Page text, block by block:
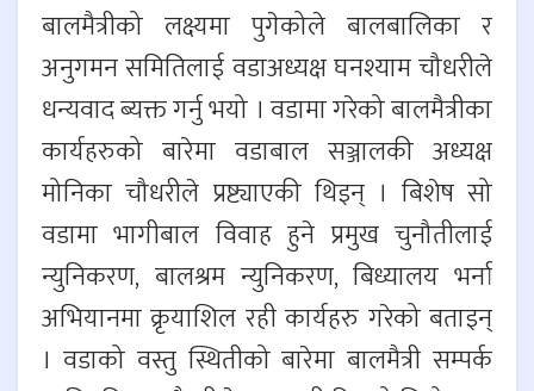
बालमैत्रीको लक्ष्यमा पुगेकोले बालबालिका र
अनुगमन समितिलाई वडाअध्यक्ष घनश्याम चौधरीले
धन्यवाद ब्यक्त गर्नु भयो । वडामा गरेको बालमैत्रीका
कार्यहरुको बारेमा वडाबाल सञ्जालकी अध्यक्ष
मोनिका चौधरीले प्रष्ट्याएकी थिइन् । बिशेष सो
वडामा भागीबाल विवाह हुने प्रमुख चुनौतीलाई
न्युनिकरण, बालश्रम न्युनिकरण, बिध्यालय भर्ना
अभियानमा क्रृयाशिल रही कार्यहरु गरेको बताइन्
। वडाको वस्तु स्थितीको बारेमा बालमैत्री सम्पर्क